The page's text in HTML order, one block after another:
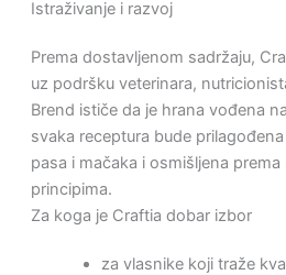
Istraživanje i razvoj
Prema dostavljenom sadržaju,
uz podršku veterinara,
Brend ističe da je hrana vođena
svaka receptura bude
pasa i mačaka i osmišljena
principima.
Za koga je Craftia dobar izbor
za vlasnike koji traže